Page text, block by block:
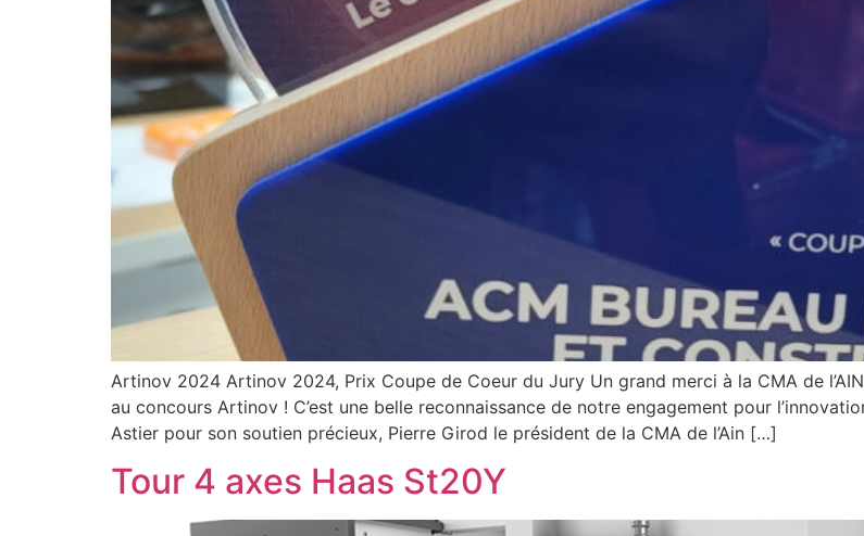
Artinov 2024 Artinov 2024, Prix Coupe de Coeur du Jury Un grand merci à la CMA de
au concours Artinov ! C’est une belle reconnaissance de notre engagement pour
Astier pour son soutien précieux, Pierre Girod le président de la CMA de l’Ain […]
Tour 4 axes Haas St20Y